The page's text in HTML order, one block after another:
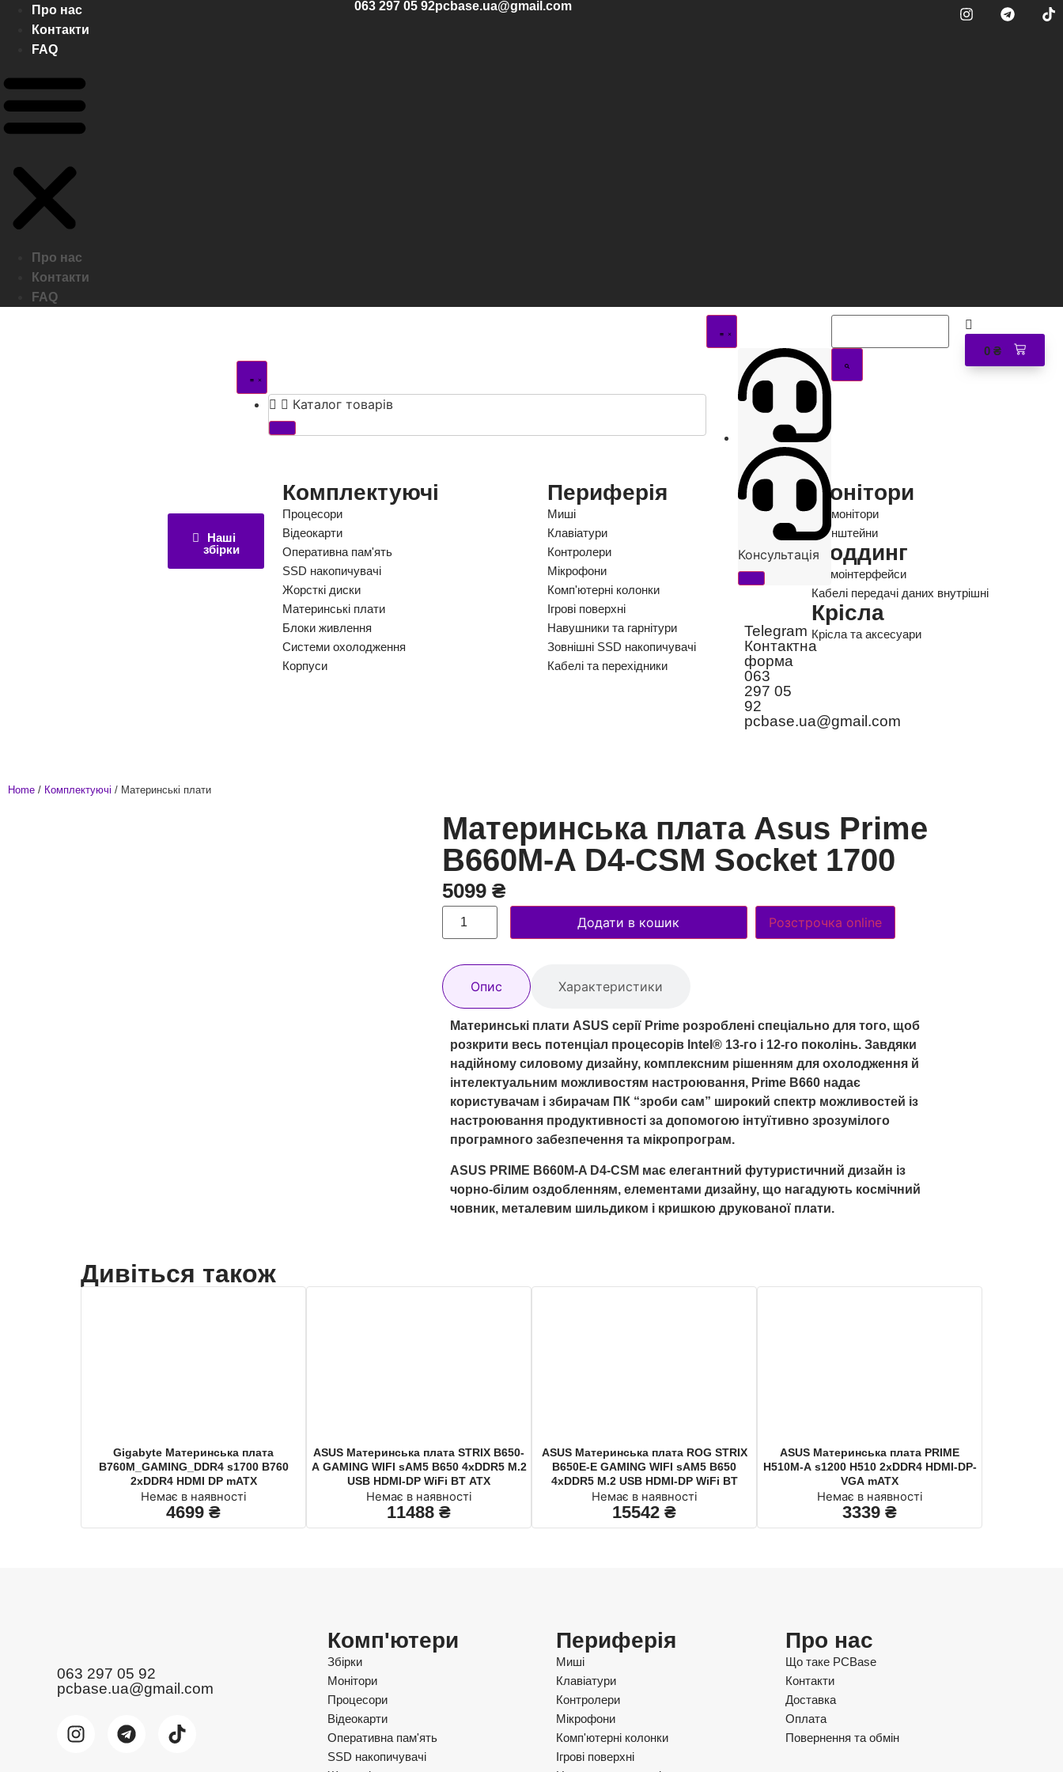
Про нас
Контакти
FAQ
Про нас
Контакти
FAQ
063 297 05 92pcbase.ua@gmail.com
Наші
збірки
Каталог товарів
Комплектуючі
Процесори
Відеокарти
Оперативна пам'ять
SSD накопичувачі
Жорсткі диски
Материнські плати
Блоки живлення
Системи охолодження
Корпуси
Периферія
Миші
Клавіатури
Контролери
Мікрофони
Комп'ютерні колонки
Ігрові поверхні
Навушники та гарнітури
Зовнішні SSD накопичувачі
Кабелі та перехідники
Монітори
Всі монітори
Кронштейни
Моддинг
Термоінтерфейси
Кабелі передачі даних внутрішні
Крісла
Крісла та аксесуари
Консультація
Telegram
Контактна
форма
063
297 05
92
pcbase.ua@gmail.com
0 ₴
Home / Комплектуючі / Материнські плати
Материнська плата Asus Prime
B660M-A D4-CSM Socket 1700
5099 ₴
Додати в кошик Розстрочка online
Опис Характеристики
Материнські плати ASUS серії Prime розроблені спеціально для того, щоб
розкрити весь потенціал процесорів Intel® 13-го і 12-го поколінь. Завдяки
надійному силовому дизайну, комплексним рішенням для охолодження й
інтелектуальним можливостям настроювання, Prime B660 надає
користувачам і збирачам ПК “зроби сам” широкий спектр можливостей із
настроювання продуктивності за допомогою інтуїтивно зрозумілого
програмного забезпечення та мікропрограм.
ASUS PRIME B660M-A D4-CSM має елегантний футуристичний дизайн із
чорно-білим оздобленням, елементами дизайну, що нагадують космічний
човник, металевим шильдиком і кришкою друкованої плати.
Дивіться також
Gigabyte Материнська плата
B760M_GAMING_DDR4 s1700 B760
2xDDR4 HDMI DP mATX
Немає в наявності
4699 ₴
ASUS Материнcька плата STRIX B650-
A GAMING WIFI sAM5 B650 4xDDR5 M.2
USB HDMI-DP WiFi BT ATX
Немає в наявності
11488 ₴
ASUS Материнcька плата ROG STRIX
B650E-E GAMING WIFI sAM5 B650
4xDDR5 M.2 USB HDMI-DP WiFi BT
Немає в наявності
15542 ₴
ASUS Материнcька плата PRIME
H510M-A s1200 H510 2xDDR4 HDMI-DP-
VGA mATX
Немає в наявності
3339 ₴
063 297 05 92
pcbase.ua@gmail.com
Комп'ютери
Збірки
Монітори
Процесори
Відеокарти
Оперативна пам'ять
SSD накопичувачі
Периферія
Миші
Клавіатури
Контролери
Мікрофони
Комп'ютерні колонки
Ігрові поверхні
Про нас
Що таке PCBase
Контакти
Доставка
Оплата
Повернення та обмін